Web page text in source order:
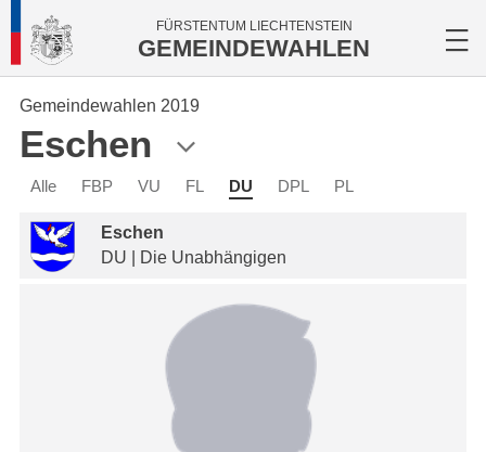
FÜRSTENTUM LIECHTENSTEIN
GEMEINDEWAHLEN
Gemeindewahlen 2019
Eschen
Alle FBP VU FL DU DPL PL
Eschen
DU | Die Unabhängigen